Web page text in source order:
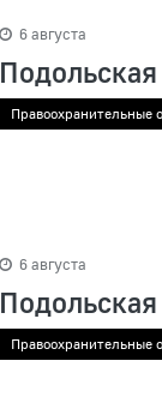
6 августа
Правоохранительные
6 августа
Правоохранительные